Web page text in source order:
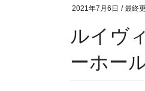
2021年7月6日 / 最終
ルイヴ
ーホー